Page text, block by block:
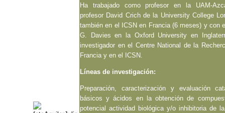
Ha trabajado como profesor en la UAM-
profesor David Crich de la University College
también en el ICSN en Francia (6 meses) y con
G. Davies en la Oxford University en
investigador en el Centre National de la
Francia y en el ICSN.
Líneas de investigación:
Preparación, caracterización y evaluación
básicos y ácidos en la obtención de
potencial actividad biológica y/o inhibitoria de